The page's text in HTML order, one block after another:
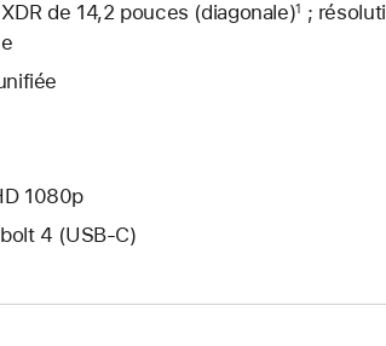
de 14,2 pouces (diagonale)1 ;
1080p
4 (USB-C)